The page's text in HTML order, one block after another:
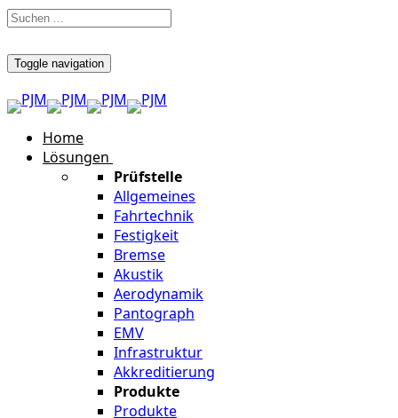
Toggle navigation
Home
Lösungen
Prüfstelle
Allgemeines
Fahrtechnik
Festigkeit
Bremse
Akustik
Aerodynamik
Pantograph
EMV
Infrastruktur
Akkreditierung
Produkte
Produkte